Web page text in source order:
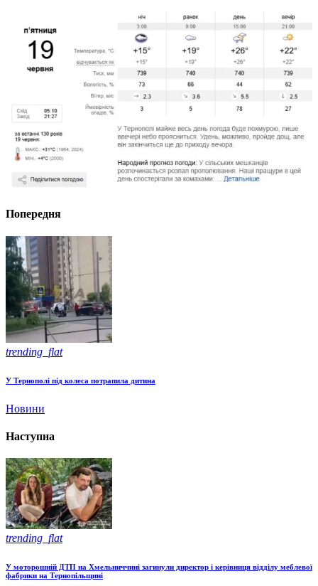
Попередня
trending_flat
У Тернополі під колеса потрапила дитина
Новини
Наступна
trending_flat
У моторошній ДТП на Хмельниччині загинули директор і керівниця відділу меблевої
фабрики на Тернопільщині